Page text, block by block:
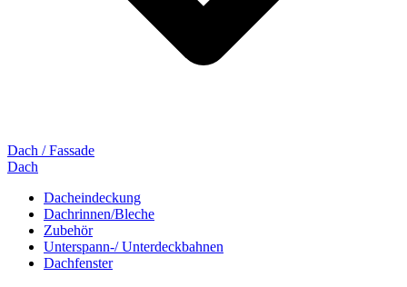
Dach / Fassade
Dach
Dacheindeckung
Dachrinnen/Bleche
Zubehör
Unterspann-/ Unterdeckbahnen
Dachfenster